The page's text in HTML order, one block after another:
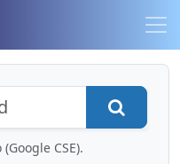
y contenidos
CSE).